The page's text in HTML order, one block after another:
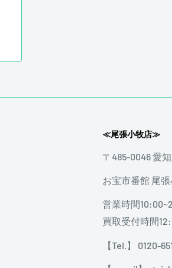
≪尾張小牧店≫
〒485-0046 愛
お宝市番館 尾
営業時間
買取受付時間
【Tel.】 0120-